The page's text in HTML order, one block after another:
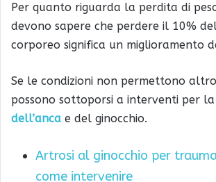
Per quanto riguarda la perdita di
devono sapere che perdere il 10%
corporeo significa un miglioramento
Se le condizioni non permettono
possono sottoporsi a interventi per la
dell’anca e del ginocchio.
Artrosi al ginocchio per
come intervenire